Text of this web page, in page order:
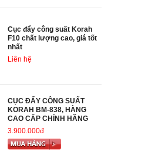
Cục đẩy công suất Korah
F10 chất lượng cao, giá tốt
nhất
Liên hệ
CỤC ĐẨY CÔNG SUẤT
KORAH BM-838, HÀNG
CAO CẤP CHÍNH HÃNG
3.900.000đ